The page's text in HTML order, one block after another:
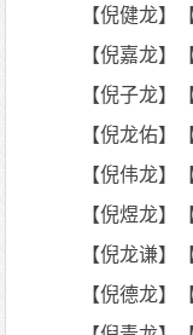
【倪健龙】
【倪嘉龙】
【倪子龙】
【倪龙佑】
【倪伟龙】
【倪煜龙】
【倪龙谦】
【倪德龙】